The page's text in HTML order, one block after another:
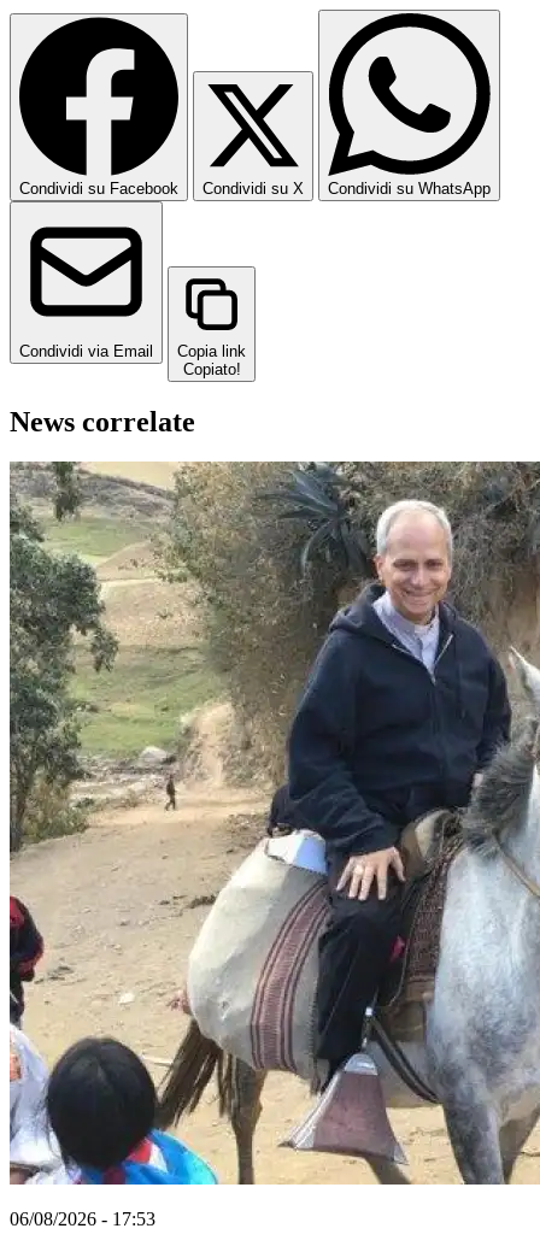
Condividi su Facebook Condividi su X Condividi su WhatsApp
Condividi via Email
Copia link
Copiato!
News correlate
06/08/2026 - 17:53